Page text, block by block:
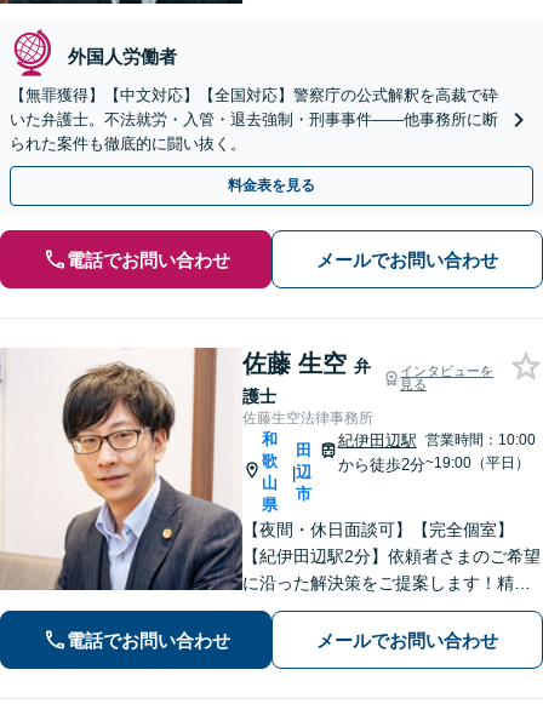
外国人労働者
【無罪獲得】【中文対応】【全国対応】警察庁の公式解釈を高裁で砕
いた弁護士。不法就労・入管・退去強制・刑事事件——他事務所に断
られた案件も徹底的に闘い抜く。
料金表を見る
電話でお問い合わせ メールでお問い合わせ
佐藤 生空 弁
護士
インタビューを
見る
佐藤生空法律事務所
和
歌
山
県
|
田
辺
市
紀伊田辺駅
から徒歩2分
営業時間：10:00
~19:00（平日）
【夜間・休日面談可】【完全個室】
【紀伊田辺駅2分】依頼者さまのご希望
に沿った解決策をご提案します！精神
面への配慮も大切に【交通事故】示談
交渉の豊富な経験を活かし、賠償金の
増額を目指します【相続問題】不動産
電話でお問い合わせ メールでお問い合わせ